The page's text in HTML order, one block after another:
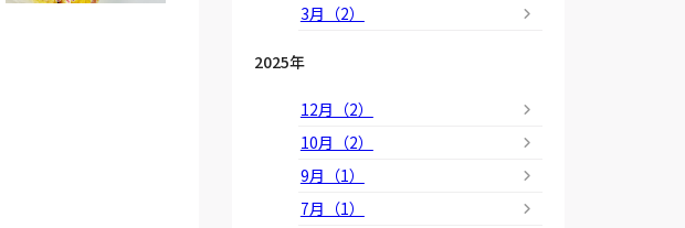
3月（2）
2025年
12月（2）
10月（2）
9月（1）
7月（1）